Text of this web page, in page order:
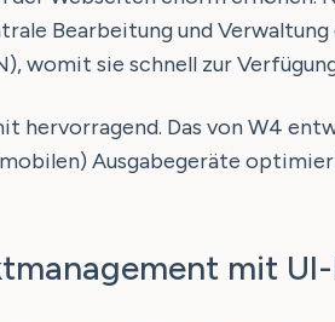
Bearbeitung und
womit sie schnell zur
hervorragend. Das von W4
Ausgabegeräte
mit